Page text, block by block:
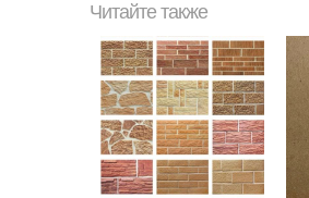
Читайте также